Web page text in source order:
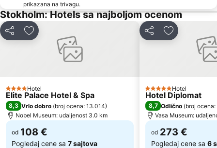
prikazana na trivagu.
Stokholm: Hotels sa najboljom ocenom
Deli Dodati u favorite
4 Zvezdice
Hotel
Elite Palace Hotel & Spa
8,3 Vrlo dobro (broj ocena: 13.014)
Nobel Museum: udaljenost 3.0 km
od 108 €
Pogledaj cene sa 7 sajtova
Deli Dodati u
5 Zvezdice
Hotel
Hotel Diplomat
8,7 Odlično (broj
Vasa Museum:
od 273 €
Pogledaj cene sa 6